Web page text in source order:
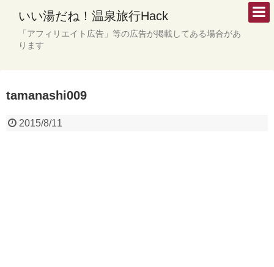
いい湯だね！温泉旅行Hack
「アフィリエイト広告」等の広告が掲載してある場合があ
ります
tamanashi009
2015/8/11